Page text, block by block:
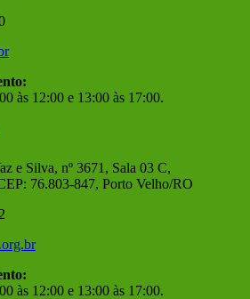
às 12:00 e 13:00 às 17:00.
e Silva, nº 3671, Sala 03 C,
76.803-847, Porto Velho/RO
às 12:00 e 13:00 às 17:00.